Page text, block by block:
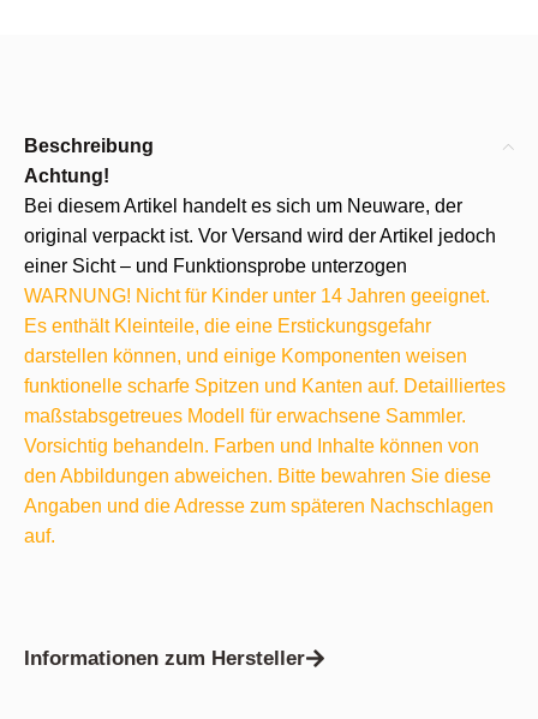
Beschreibung
Achtung!
Bei diesem Artikel handelt es sich um Neuware, der
original verpackt ist. Vor Versand wird der Artikel jedoch
einer Sicht – und Funktionsprobe unterzogen
WARNUNG! Nicht für Kinder unter 14 Jahren geeignet.
Es enthält Kleinteile, die eine Erstickungsgefahr
darstellen können, und einige Komponenten weisen
funktionelle scharfe Spitzen und Kanten auf. Detailliertes
maßstabsgetreues Modell für erwachsene Sammler.
Vorsichtig behandeln. Farben und Inhalte können von
den Abbildungen abweichen. Bitte bewahren Sie diese
Angaben und die Adresse zum späteren Nachschlagen
auf.
Informationen zum Hersteller